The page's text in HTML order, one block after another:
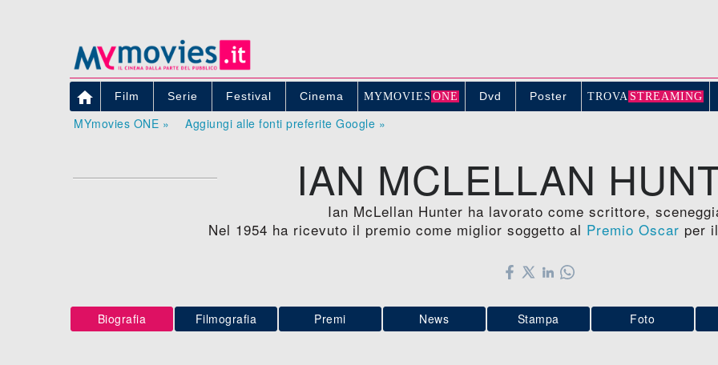
 Film Serie Festival Cinema MYMOVIE S ONE Dvd Poster TROVA STREAMING
MYmovies ONE » Aggiungi alle fonti preferite Google »
IAN MCLELLAN
Ian McLellan Hunter ha lavorato come scrittore,
Nel 1954 ha ricevuto il premio come miglior soggetto al Premio Oscar per
Biografia Filmografia Premi News Stampa Foto